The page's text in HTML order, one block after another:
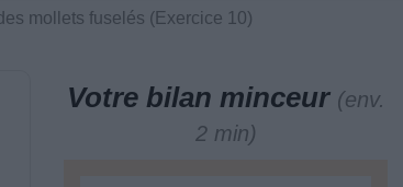
mollets fuselés (Exercice 10)
Votre bilan minceur (env.
2 min)